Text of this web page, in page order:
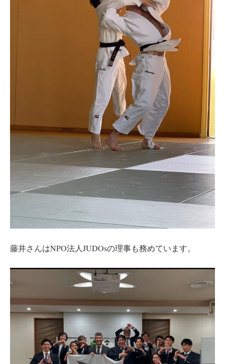
藤井さんはNPO法人JUDOsの理事も務めています。